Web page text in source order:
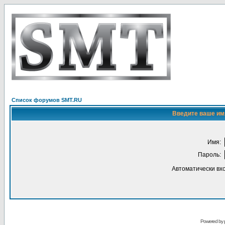
Список форумов SMT.RU
Введите ваше
Имя:
Пароль:
Автоматически
Powered by